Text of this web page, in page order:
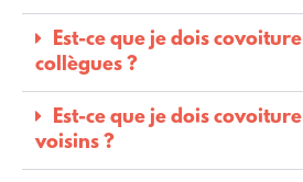
Est-ce que je dois
collègues ?
Est-ce que je dois
voisins ?